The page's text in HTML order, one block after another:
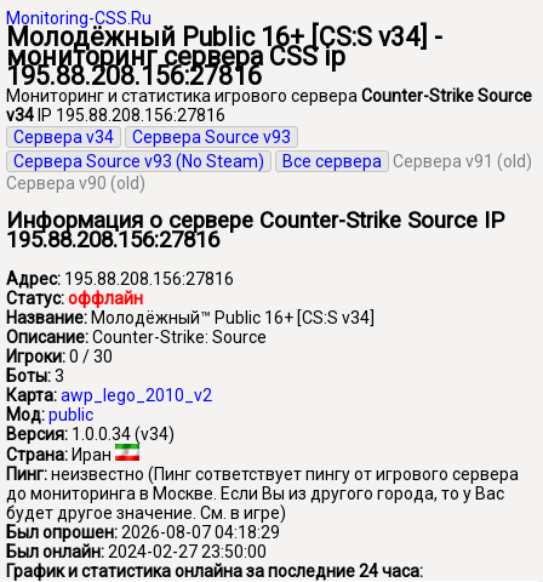
Monitoring-CSS.Ru
Молодёжный Public 16+ [CS:S v34] -
мониторинг сервера CSS ip
195.88.208.156:27816
Мониторинг и статистика игрового сервера Counter-Strike Source
v34 IP 195.88.208.156:27816
Сервера v34
Сервера Source v93
Сервера Source v93 (No Steam)
Все сервера
Сервера v91 (old)
Сервера v90 (old)
Информация о сервере Counter-Strike Source IP
195.88.208.156:27816
Адрес: 195.88.208.156:27816
Статус:оффлайн
Название: Молодёжный™ Public 16+ [CS:S v34]
Описание:Counter-Strike: Source
Игроки:0 / 30
Боты:3
Карта:awp_lego_2010_v2
Мод:public
Версия: 1.0.0.34 (v34)
Страна: Иран
Пинг:неизвестно (Пинг сответствует пингу от игрового сервера
до мониторинга в Москве. Если Вы из другого города, то у Вас
будет другое значение. См. в игре)
Был опрошен:2026-08-07 04:18:29
Был онлайн:2024-02-27 23:50:00
График и статистика онлайна за последние 24 часа: